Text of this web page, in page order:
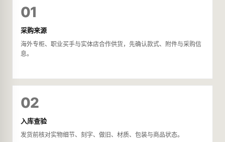
01
采购来源
海外专柜、职业买手与实体店合作供货，先确认款式、附件与采购信
息。
02
入库查验
发货前核对实物细节、刻字、做旧、材质、包装与商品状态。